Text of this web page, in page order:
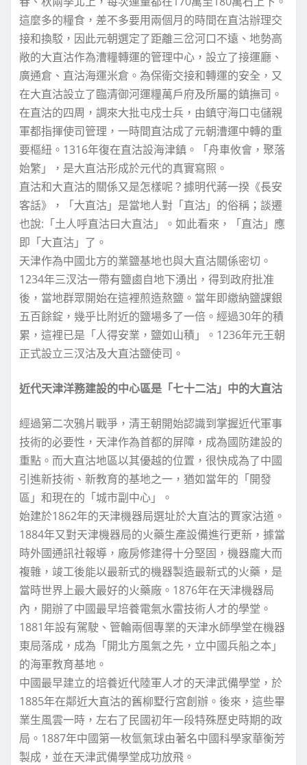
這麼多的糧食，差不多要用兩個月的時間在直沽辦理交
接和換駁，因此元朝選定了距離三岔河口不遠、地勢高
敞的大直沽作為漕糧轉運的管理中心，設立了接運廳、
廣通倉、直沽海運米倉。為保衛交接和轉運的安全，又
在大直沽設立了臨清御河運糧萬戶府及所屬的鎮撫司。
在直沽的四周，調來大批屯戍士兵，由鎮守海口屯儲親
軍都指揮使司管理，一時間直沽成了元朝漕運中轉的重
要樞紐。1316年復在直沽設海津鎮。「舟車攸會，聚落
始繁」，是大直沽形成於元代的真實寫照。
直沽和大直沽的關係又是怎樣呢？據明代蔣一揆《長安
客話》，「大直沽」是當地人對「直沽」的俗稱；談遷
也說:「土人呼直沽曰大直沽」。如此看來，「直沽」應
即「大直沽」了。
天津作為中國北方的業鹽基地也與大直沽關係密切。
1234年三汊沽一帶有鹽鹵自地下湧出，得到政府批准
後，當地群眾開始在這裡煎造熬鹽。當年即繳納鹽課銀
五百餘錠，幾乎比附近的鹽場多了一倍。經過30年的積
累，這裡已是「人得安業，鹽如山積」。1236年元王朝
正式設立三汊沽及大直沽鹽使司。
近代天津洋務建設的中心區是「七十二沽」中的大直沽
經過第二次鴉片戰爭，清王朝開始認識到掌握近代軍事
技術的必要性，天津作為首都的屏障，成為國防建設的
重點。而大直沽地區以其優越的位置，很快成為了中國
引進新技術、新教育的基地之一，猶如當年的「開發
區」和現在的「城市副中心」。
始建於1862年的天津機器局選址於大直沽的賈家沽道。
1884年又對天津機器局的火藥生產設備進行更新，據當
時外國通訊社報導，廠房修建得十分堅固，機器龐大而
複雜，竣工後能以最新式的機器製造最新式的火藥，是
當時世界上最大最好的火藥廠。1876年在天津機器局
內，開辦了中國最早培養電氣水雷技術人才的學堂。
1881年設有駕駛、管輪兩個專業的天津水師學堂在機器
東局落成，成為「開北方風氣之先，立中國兵船之本」
的海軍教育基地。
中國最早建立的培養近代陸軍人才的天津武備學堂，於
1885年在鄰近大直沽的舊柳墅行宮創辦。後來，這些畢
業生風雲一時，左右了民國初年一段特殊歷史時期的政
局。1887年中國第一枚氫氣球由著名中國科學家華衡芳
製成，並在天津武備學堂成功放飛。